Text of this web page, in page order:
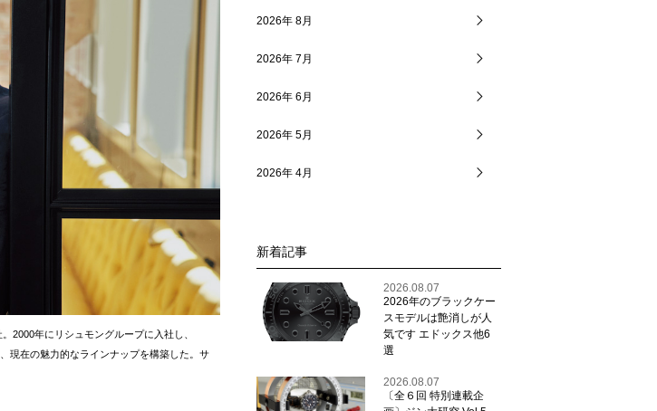
2000年にリシュモングループに入社し、
現在の魅力的なラインナップを構築した。サ
2026年 8月
2026年 7月
2026年 6月
2026年 5月
2026年 4月
新着記事
2026.08.07
2026年のブラックケー
スモデルは艶消しが人
気です エドックス他6
選
2026.08.07
〔全６回 特別連載企